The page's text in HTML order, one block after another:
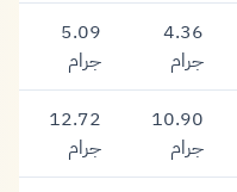
4.36
جرام
5.09
جرام
10.90
جرام
12.72
جرام